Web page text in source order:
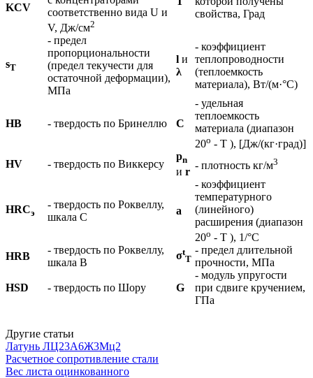
KCV
соответственно вида U и
V, Дж/см2
свойства, Град
sT
- предел
пропорциональности
(предел текучести для
остаточной деформации),
МПа
l и
λ
- коэффициент
теплопроводности
(теплоемкость
материала), Вт/(м·°С)
HB - твердость по Бринеллю C
- удельная
теплоемкость
материала (диапазон
20o - T ), [Дж/(кг·град)]
HV
- твердость по Виккерсу
pn
и r
- плотность кг/м3
HRCэ
- твердость по Роквеллу,
шкала С
а
- коэффициент
температурного
(линейного)
расширения (диапазон
20o - T ), 1/°С
HRB
- твердость по Роквеллу,
шкала В
σt
Т
- предел длительной
прочности, МПа
HSD - твердость по Шору G
- модуль упругости
при сдвиге кручением,
ГПа
Другие статьи
Латунь ЛЦ23А6Ж3Мц2
Расчетное сопротивление стали
Вес листа оцинкованного